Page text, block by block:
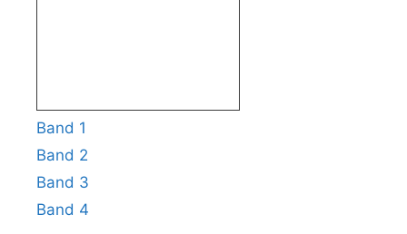
Band 1
Band 2
Band 3
Band 4